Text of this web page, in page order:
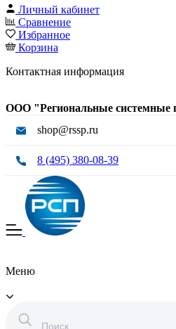
Личный кабинет
Сравнение
Избранное
Корзина
Контактная информация
ООО "Региональные системные
shop@rssp.ru
8 (495) 380-08-39
Меню